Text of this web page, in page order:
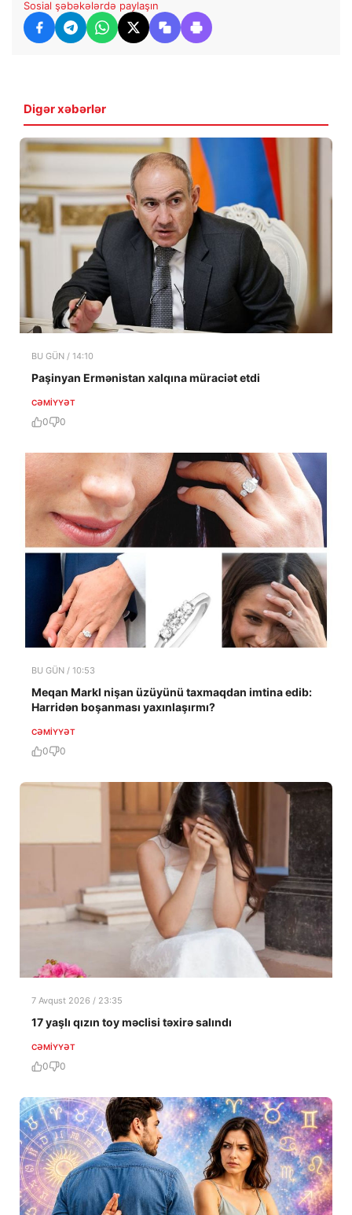
Sosial şəbəkələrdə paylaşın
Digər xəbərlər
BU GÜN / 14:10
Paşinyan Ermənistan xalqına müraciət etdi
CƏMIYYƏT
0 0
BU GÜN / 10:53
Meqan Markl nişan üzüyünü taxmaqdan imtina edib:
Harridən boşanması yaxınlaşırmı?
CƏMIYYƏT
0 0
7 Avqust 2026 / 23:35
17 yaşlı qızın toy məclisi təxirə salındı
CƏMIYYƏT
0 0